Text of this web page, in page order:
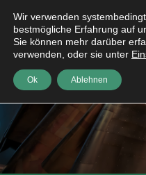
Wir verwenden
bestmögliche Erfahrung auf
Sie können mehr darüber
verwenden, oder sie unter
Ok Ablehnen